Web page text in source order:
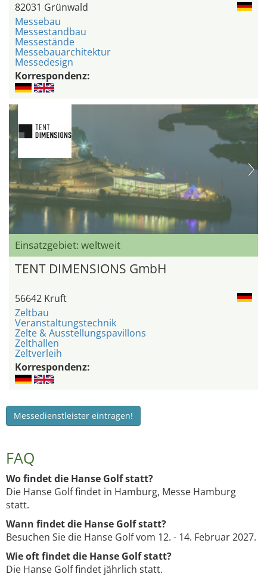
82031 Grünwald
Messebau
Messestandbau
Messestände
Messebauarchitektur
Messedesign
Korrespondenz:
Einsatzgebiet: weltweit
TENT DIMENSIONS GmbH
56642 Kruft
Zeltbau
Veranstaltungstechnik
Zelte & Ausstellungspavillons
Zelthallen
Zeltverleih
Korrespondenz:
Messedienstleister eintragen!
FAQ
Wo findet die Hanse Golf statt?
Die Hanse Golf findet in Hamburg, Messe Hamburg
statt.
Wann findet die Hanse Golf statt?
Besuchen Sie die Hanse Golf vom 12. - 14. Februar 2027.
Wie oft findet die Hanse Golf statt?
Die Hanse Golf findet jährlich statt.